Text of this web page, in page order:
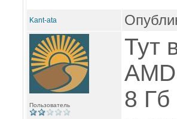
Kant-ata
Пользователь
Тут
8 Гб